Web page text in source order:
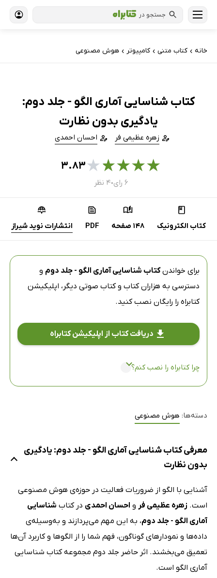
جستجو در
خانه › کتاب‌ متنی › کامپیوتر › هوش مصنوعی
کتاب شناسایی آماری الگو - جلد دوم:
یادگیری بدون نظارت
زهره عظیمی فر احسان احمدی
★
★
★
★
★۳.۸۳
۶ رای ● ۴ نظر
کتاب الکترونیک 148 صفحه PDF انتشارات نوید شیراز
برای خواندنکتاب شناسایی آماری الگو - جلد دوم و
دسترسی به هزاران کتاب و کتاب صوتی دیگر، اپلیکیشن
کتابراه را رایگان نصب کنید.
دریافت کتاب از اپلیکیشن کتابراه
چرا کتابراه را نصب کنم؟
دسته‌ها: هوش مصنوعی
معرفی کتاب شناسایی آماری الگو - جلد دوم: یادگیری
بدون نظارت
آشنایی با الگو از ضروریات فعالیت در حوزه‌ی هوش مصنوعی
است. زهره عظیمی‌ فر و احسان احمدی در کتاب شناسایی
آماری الگو - جلد دوم، به این مهم می‌پردازند و به‌وسیله‌ی
داده‌ها و نمودارهای گوناگون، فهم شما را از الگوها و کاربرد آن‌ها
تعمیق می‌بخشند. اثر حاضر جلد دوم مجموعه کتاب شناسایی
آماری الگو است.